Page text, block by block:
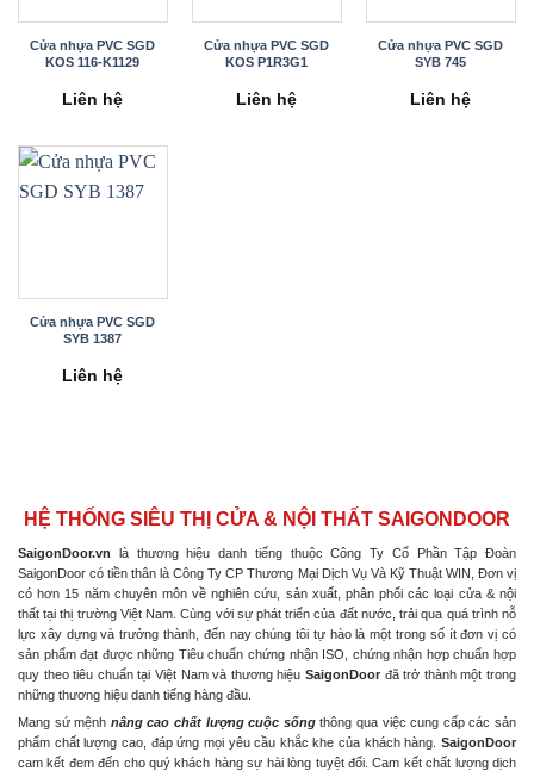
Cửa nhựa PVC SGD
KOS 116-K1129
Liên hệ
Cửa nhựa PVC SGD
KOS P1R3G1
Liên hệ
Cửa nhựa PVC SGD
SYB 745
Liên hệ
Cửa nhựa PVC SGD
SYB 1387
Liên hệ
HỆ THỐNG SIÊU THỊ CỬA & NỘI THẤT SAIGONDOOR
SaigonDoor.vn là thương hiệu danh tiếng thuộc Công Ty Cổ Phần Tập Đoàn
SaigonDoor có tiền thân là Công Ty CP Thương Mại Dịch Vụ Và Kỹ Thuật WIN, Đơn vị
có hơn 15 năm chuyên môn về nghiên cứu, sản xuất, phân phối các loại cửa & nội
thất tại thị trường Việt Nam. Cùng với sự phát triển của đất nước, trải qua quá trình nỗ
lực xây dựng và trưởng thành, đến nay chúng tôi tự hào là một trong số ít đơn vị có
sản phẩm đạt được những Tiêu chuẩn chứng nhận ISO, chứng nhận hợp chuẩn hợp
quy theo tiêu chuẩn tại Việt Nam và thương hiệu SaigonDoor đã trở thành một trong
những thương hiệu danh tiếng hàng đầu.
Mang sứ mệnh nâng cao chất lượng cuộc sốngthông qua việc cung cấp các sản
phẩm chất lượng cao, đáp ứng mọi yêu cầu khắc khe của khách hàng. SaigonDoor
cam kết đem đến cho quý khách hàng sự hài lòng tuyệt đối. Cam kết chất lượng dịch